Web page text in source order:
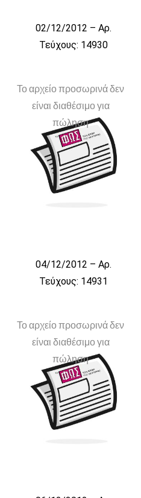
02/12/2012 – Αρ.
Τεύχους: 14930
Το αρχείο προσωρινά δεν
είναι διαθέσιμο για
πώληση
04/12/2012 – Αρ.
Τεύχους: 14931
Το αρχείο προσωρινά δεν
είναι διαθέσιμο για
πώληση